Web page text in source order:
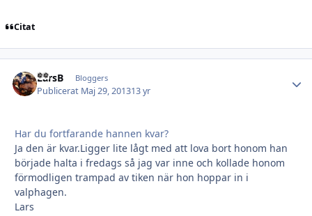
Citat
LarsB Bloggers
Publicerat Maj 29, 201313 yr
Har du fortfarande hannen kvar?
Ja den är kvar.Ligger lite lågt med att lova bort honom han
började halta i fredags så jag var inne och kollade honom
förmodligen trampad av tiken när hon hoppar in i
valphagen.
Lars